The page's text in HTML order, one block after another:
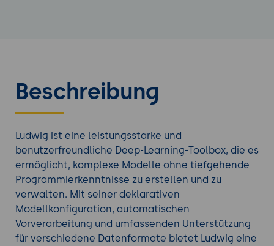
Beschreibung
Ludwig ist eine leistungsstarke und
benutzerfreundliche Deep-Learning-Toolbox, die es
ermöglicht, komplexe Modelle ohne tiefgehende
Programmierkenntnisse zu erstellen und zu
verwalten. Mit seiner deklarativen
Modellkonfiguration, automatischen
Vorverarbeitung und umfassenden Unterstützung
für verschiedene Datenformate bietet Ludwig eine